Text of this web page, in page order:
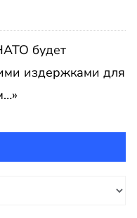
будет
издержками для